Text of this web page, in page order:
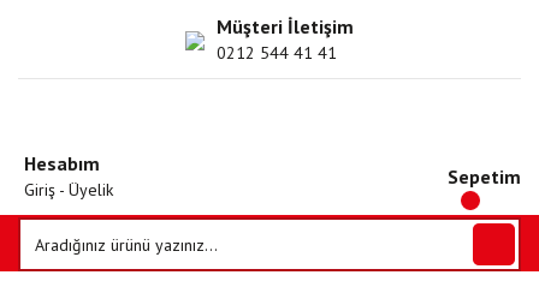
Müşteri İletişim
0212 544 41 41
Hesabım
Giriş - Üyelik
Sepetim